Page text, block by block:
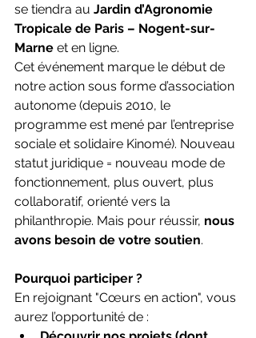
se tiendra au Jardin d’Agronomie
Tropicale de Paris – Nogent-sur-
Marne et en ligne.
Cet événement marque le début de
notre action sous forme d’association
autonome (depuis 2010, le
programme est mené par l’entreprise
sociale et solidaire Kinomé). Nouveau
statut juridique = nouveau mode de
fonctionnement, plus ouvert, plus
collaboratif, orienté vers la
philanthropie. Mais pour réussir, nous
avons besoin de votre soutien.
Pourquoi participer ?
En rejoignant "Cœurs en action", vous
aurez l’opportunité de :